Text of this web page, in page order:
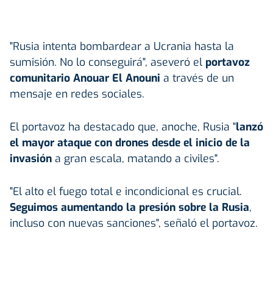
"Rusia intenta bombardear a Ucrania hasta la
sumisión. No lo conseguirá", aseveró el portavoz
comunitario Anouar El Anouni a través de un
mensaje en redes sociales.
El portavoz ha destacado que, anoche, Rusia "lanzó
el mayor ataque con drones desde el inicio de la
invasión a gran escala, matando a civiles".
"El alto el fuego total e incondicional es crucial.
Seguimos aumentando la presión sobre la Rusia,
incluso con nuevas sanciones", señaló el portavoz.